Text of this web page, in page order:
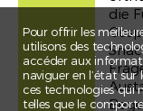
die
Pour offrir les
utilisons des
accéder aux
naviguer en l’état sur
ces technologies qui
telles que le